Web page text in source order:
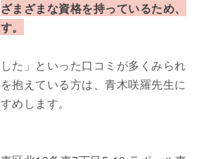
ざまざまな資格を持っているため、
。
た」といった口コミが多くみられ
抱えている方は、青木咲羅先生に
めします。